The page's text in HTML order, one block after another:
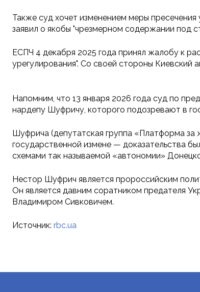
Также суд хочет изменением меры
заявил о якобы "чрезмерном содержании под
ЕСПЧ 4 декабря 2025 года принял жалобу к
урегулирования". Со своей стороны
Напомним, что 13 января 2026 года суд по
нардепу Шуфричу, которого подозревают в
Шуфрича (депутатская группа «Платформа за
государственной измене — доказательства
схемами так называемой «автономии»
Нестор Шуфрич является пророссийским
Он является давним соратником предателя
Владимиром Сивковичем.
Источник: rbc.ua